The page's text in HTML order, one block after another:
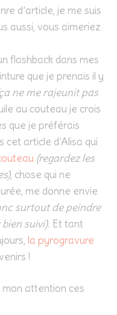
d’article, je me suis
aussi, vous aimeriez
flashback dans mes
que je prenais il y
ne me rajeunit pas
au couteau je crois
que je préférais
article d’Alisa qui
(regardez les
, chose qui ne
me donne envie
surtout de peindre
suivi). Et tant
la pyrogravure
!
attention ces